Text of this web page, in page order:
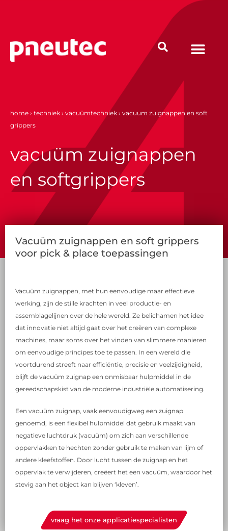
inhoud
home › techniek › vacuümtechniek › vacuum zuignappen en soft
grippers
vacuüm zuignappen
en softgrippers
Vacuüm zuignappen en soft grippers
voor pick & place toepassingen
Vacuüm zuignappen, met hun eenvoudige maar effectieve
werking, zijn de stille krachten in veel productie- en
assemblagelijnen over de hele wereld. Ze belichamen het idee
dat innovatie niet altijd gaat over het creëren van complexe
machines, maar soms over het vinden van slimmere manieren
om eenvoudige principes toe te passen. In een wereld die
voortdurend streeft naar efficiëntie, precisie en veelzijdigheid,
blijft de vacuüm zuignap een onmisbaar hulpmiddel in de
gereedschapskist van de moderne industriële automatisering.
Een vacuüm zuignap, vaak eenvoudigweg een zuignap
genoemd, is een flexibel hulpmiddel dat gebruik maakt van
negatieve luchtdruk (vacuüm) om zich aan verschillende
oppervlakken te hechten zonder gebruik te maken van lijm of
andere kleefstoffen. Door lucht tussen de zuignap en het
oppervlak te verwijderen, creëert het een vacuüm, waardoor het
stevig aan het object kan blijven ‘kleven’.
vraag het onze applicatiespecialisten